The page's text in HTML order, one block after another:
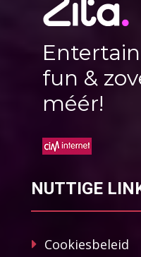
fun &
méér!
NUTTIGE
Cookiesbeleid